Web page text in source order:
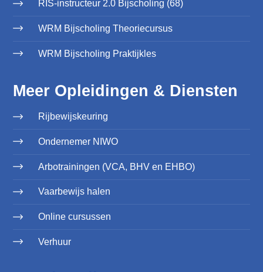
RIS-instructeur 2.0 Bijscholing (68)
WRM Bijscholing Theoriecursus
WRM Bijscholing Praktijkles
Meer Opleidingen & Diensten
Rijbewijskeuring
Ondernemer NIWO
Arbotrainingen (VCA, BHV en EHBO)
Vaarbewijs halen
Online cursussen
Verhuur